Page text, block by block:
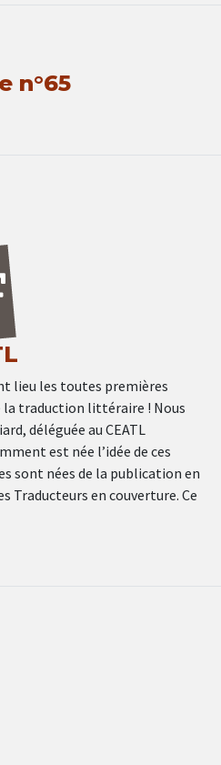
n°65
lieu les toutes premières
la traduction littéraire ! Nous
déléguée au CEATL
est née l’idée de ces
sont nées de la publication en
Traducteurs en couverture. Ce